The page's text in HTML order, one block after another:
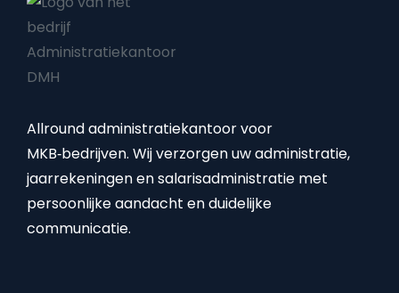
Allround administratiekantoor voor
MKB‑bedrijven. Wij verzorgen uw administratie,
jaarrekeningen en salarisadministratie met
persoonlijke aandacht en duidelijke
communicatie.